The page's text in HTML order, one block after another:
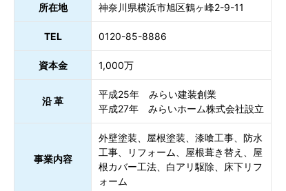
所在地 神奈川県横浜市旭区鶴ヶ峰2-9-11
TEL 0120-85-8886
資本金 1,000万
沿 革
平成25年 みらい建装創業
平成27年 みらいホーム株式会社設立
事業内容
外壁塗装、屋根塗装、漆喰工事、防水
工事、リフォーム、屋根葺き替え、屋
根カバー工法、白アリ駆除、床下リフ
ォーム